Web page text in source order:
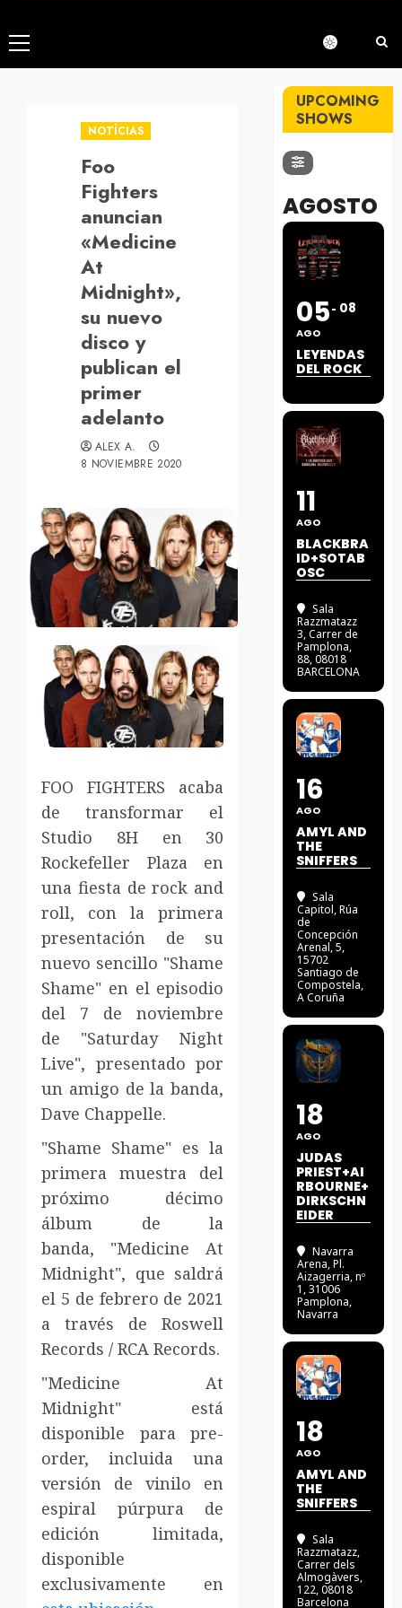
Menú
principal
NOTÍCIAS
Foo
Fighters
anuncian
«Medicine
At
Midnight»,
su nuevo
disco y
publican el
primer
adelanto
ALEX A.
8 NOVIEMBRE 2020
FOO FIGHTERS acaba
de transformar el
Studio 8H en 30
Rockefeller Plaza en
una fiesta de rock and
roll, con la primera
presentación de su
nuevo sencillo "Shame
Shame" en el episodio
del 7 de noviembre
de "Saturday Night
Live", presentado por
un amigo de la banda,
Dave Chappelle.
"Shame Shame" es la
primera muestra del
próximo décimo
álbum de la
banda, "Medicine At
Midnight", que saldrá
el 5 de febrero de 2021
a través de Roswell
Records / RCA Records.
"Medicine At
Midnight" está
disponible para pre-
order, incluida una
versión de vinilo en
espiral púrpura de
edición limitada,
disponible
exclusivamente en
UPCOMING
SHOWS
AGOSTO
05
AGO
08
LEYENDAS
DEL ROCK
11
AGO
BLACKBRA
ID+SOTAB
OSC
Sala
Razzmatazz
3, Carrer de
Pamplona,
88, 08018
BARCELONA
16
AGO
AMYL AND
THE
SNIFFERS
Sala
Capitol, Rúa
de
Concepción
Arenal, 5,
15702
Santiago de
Compostela,
A Coruña
18
AGO
JUDAS
PRIEST+AI
RBOURNE+
DIRKSCHN
EIDER
Navarra
Arena, Pl.
Aizagerria, nº
1, 31006
Pamplona,
Navarra
18
AGO
AMYL AND
THE
SNIFFERS
Sala
Razzmatazz,
Carrer dels
Almogàvers,
122, 08018
Barcelona